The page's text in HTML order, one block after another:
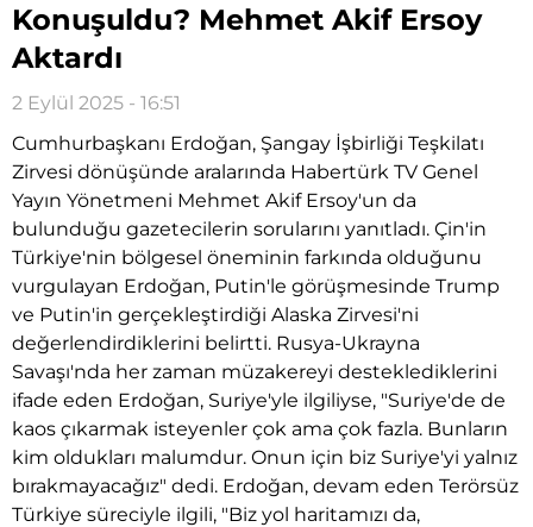
Konuşuldu? Mehmet Akif Ersoy
Aktardı
2 Eylül 2025 - 16:51
Cumhurbaşkanı Erdoğan, Şangay İşbirliği Teşkilatı
Zirvesi dönüşünde aralarında Habertürk TV Genel
Yayın Yönetmeni Mehmet Akif Ersoy'un da
bulunduğu gazetecilerin sorularını yanıtladı. Çin'in
Türkiye'nin bölgesel öneminin farkında olduğunu
vurgulayan Erdoğan, Putin'le görüşmesinde Trump
ve Putin'in gerçekleştirdiği Alaska Zirvesi'ni
değerlendirdiklerini belirtti. Rusya-Ukrayna
Savaşı'nda her zaman müzakereyi desteklediklerini
ifade eden Erdoğan, Suriye'yle ilgiliyse, "Suriye'de de
kaos çıkarmak isteyenler çok ama çok fazla. Bunların
kim oldukları malumdur. Onun için biz Suriye'yi yalnız
bırakmayacağız" dedi. Erdoğan, devam eden Terörsüz
Türkiye süreciyle ilgili, "Biz yol haritamızı da,